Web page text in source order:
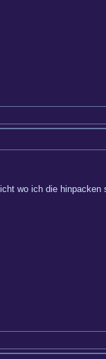
wo ich die hinpacken